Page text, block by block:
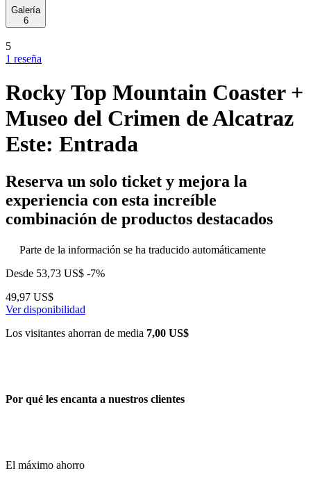
Galería
6
5
1 reseña
Rocky Top Mountain Coaster +
Museo del Crimen de Alcatraz
Este: Entrada
Reserva un solo ticket y mejora la
experiencia con esta increíble
combinación de productos destacados
Parte de la información se ha traducido automáticamente
Desde 53,73 US$ -7%
49,97 US$
Ver disponibilidad
Los visitantes ahorran de media 7,00 US$
Por qué les encanta a nuestros clientes
El máximo ahorro